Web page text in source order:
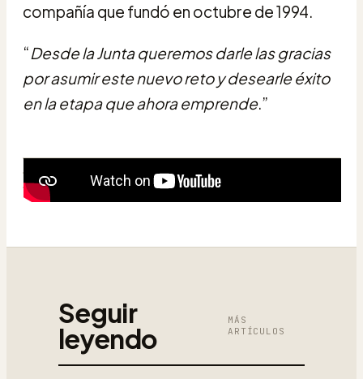
compañía que fundó en octubre de 1994.
“Desde la Junta queremos darle las gracias
por asumir este nuevo reto y desearle éxito
en la etapa que ahora emprende.”
Seguir
leyendo
MÁS
ARTÍCULOS